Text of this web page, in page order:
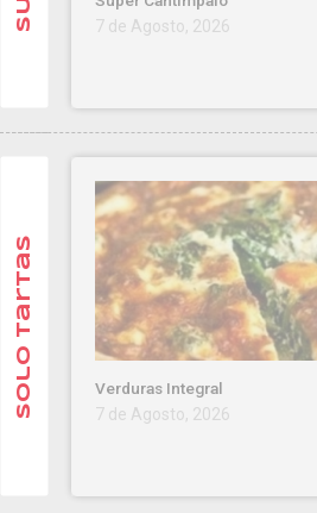
Solo Tartas
7 de Agosto, 2026
Verduras Integral
7 de Agosto, 2026